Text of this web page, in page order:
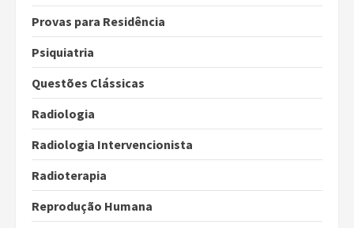
Provas para Residência
Psiquiatria
Questões Clássicas
Radiologia
Radiologia Intervencionista
Radioterapia
Reprodução Humana